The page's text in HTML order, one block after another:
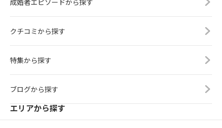
成婚者エピソードから探す
クチコミから探す
特集から探す
ブログから探す
エリアから探す